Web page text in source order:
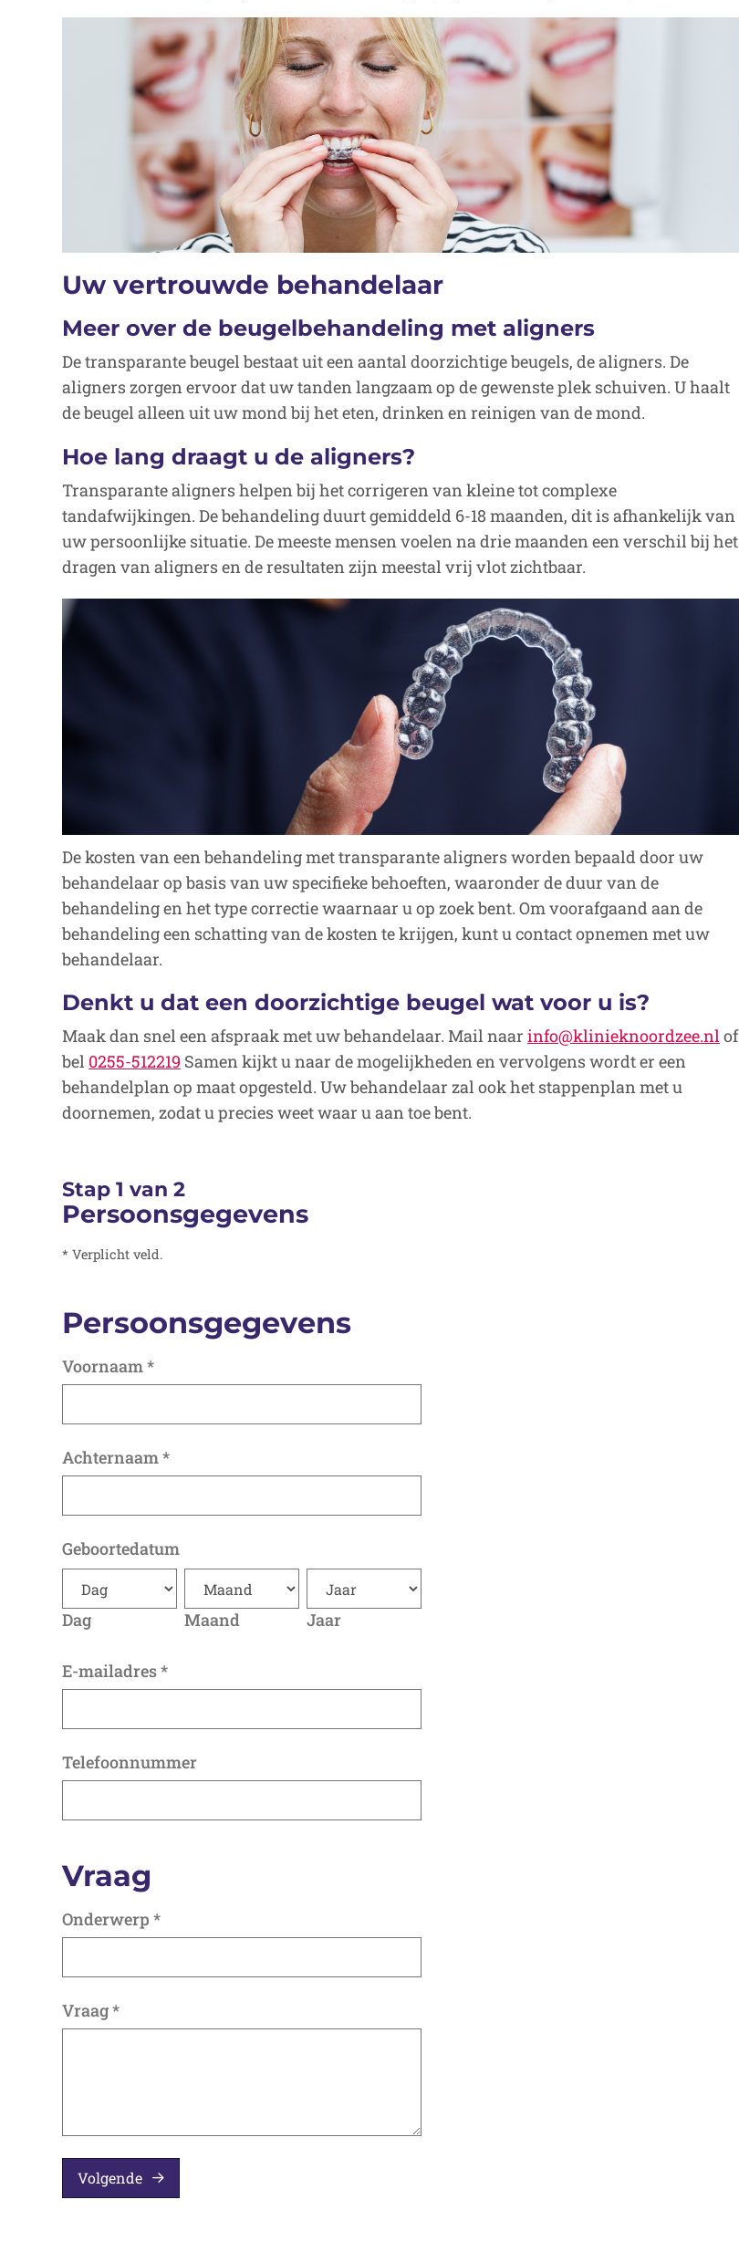
Uw vertrouwde behandelaar
Meer over de beugelbehandeling met aligners
De transparante beugel bestaat uit een aantal doorzichtige beugels, de aligners. De
aligners zorgen ervoor dat uw tanden langzaam op de gewenste plek schuiven. U haalt
de beugel alleen uit uw mond bij het eten, drinken en reinigen van de mond.
Hoe lang draagt u de aligners?
Transparante aligners helpen bij het corrigeren van kleine tot complexe
tandafwijkingen. De behandeling duurt gemiddeld 6-18 maanden, dit is afhankelijk van
uw persoonlijke situatie. De meeste mensen voelen na drie maanden een verschil bij het
dragen van aligners en de resultaten zijn meestal vrij vlot zichtbaar.
De kosten van een behandeling met transparante aligners worden bepaald door uw
behandelaar op basis van uw specifieke behoeften, waaronder de duur van de
behandeling en het type correctie waarnaar u op zoek bent. Om voorafgaand aan de
behandeling een schatting van de kosten te krijgen, kunt u contact opnemen met uw
behandelaar.
Denkt u dat een doorzichtige beugel wat voor u is?
Maak dan snel een afspraak met uw behandelaar. Mail naar info@klinieknoordzee.nlof
bel 0255-512219 Samen kijkt u naar de mogelijkheden en vervolgens wordt er een
behandelplan op maat opgesteld. Uw behandelaar zal ook het stappenplan met u
doornemen, zodat u precies weet waar u aan toe bent.
Stap 1 van 2
Persoonsgegevens
* Verplicht veld.
Persoonsgegevens
Voornaam*
Achternaam*
Geboortedatum
Dag Maand Jaar
E-mailadres*
Telefoonnummer
Vraag
Onderwerp *
Vraag*
Volgende